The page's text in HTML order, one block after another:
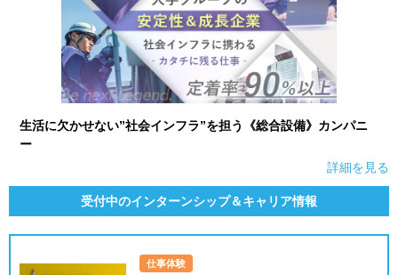
生活に欠かせない”社会インフラ”を担う《総合設備》カンパニ
ー
詳細を見る
受付中のインターンシップ＆キャリア情報
仕事体験